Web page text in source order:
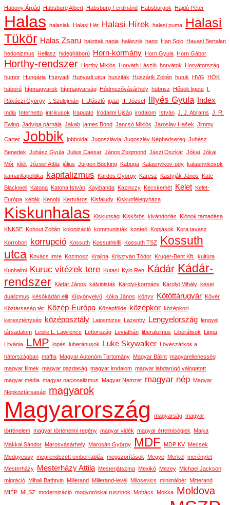
Habony Árpád Habsburg Albert Habsburg Ferdinánd Habsburgok Hajdú Péter
Halas halasiak Halasi Hét Halasi Hírek halasi puma
Halasi
Tükör Halas Zsaru halottak napja halászlé hang Han Solo Havasi Bertalan
hedonizmus Hellasz hidegháború Horn-kormány Horn Gyula Horn Gábor
Horthy-rendszer Horthy Miklós Horváth László horvátok Horvátország
humor Hungária Hunyadi Hunyadi utca husziták Huszárik Zoltán hutuk HVG HÖK
háború hígmagyarok hígmagyarság Hódmezővásárhely hübrisz Hősök ligete I.
Rákóczi György I. Szulejmán I. Ulászló igazi II. József Illyés Gyula Index
India Internetto intrikusok Irapuato Irodalmi Ujság irodalom István J. J. Abrams J. R.
Ewing Jadviga párnája Jakab james Bond Jancsó Miklós Jaroslav Hašek Jimmy
Carter Jobbik jobboldal Jugoszlávia Jugoszláv Néphadsereg Juhász
Benedek Juhász Gyula Julius Caesar János Zsigmond Jászi Oszkár Jókai Jókai
Mór jólét József Attila július Jürgen Böcking Kabuga Kalasnyikov-ügy kalasnyikovok
kamarillapolitika kapitalizmus Kardos György Karesz Kastyják János Kate
Blackwell Katona Katona István Kayibanda Kazinczy Kecskemét Kelet Kelet-
Európa kelták Kenobi Kertváros Kisfaludy Kiskunfélegyháza
Kiskunhalas Kiskunság Kiskőrös kivándorlás Klónok támadása
KNKSE Kohout Zoltán kolonizáció kommunisták konteó Kopjások Kora tavasz
Korrobori korrupció Kossuth Kossuthkifli Kossuth TSZ Kossuth
utca Kovács Imre Kozmosz Krajina Krisztyán Tódor Kruger-Bent Kft. kultúra
Kunhalmi Kuruc vitézek tere Kutasi Kylo Ren Kádár Kádár-
rendszer Kádár János kálvinisták Károlyi-kormány Károlyi Mihály kései
dualizmus későkádári elit Kígyónyelvű Kóka János könyv Kötöttárugyár Kövér
Köztársaság tér
Közép-Európa Középfölde középkor középkori
kereszténység
középosztály Lajosmizse Lazenby Lengyelország lengyel
társadalom Leslie L. Lawrence Lettország Leviathán liberalizmus Liberálisok Lippa
Litvánia LMP lopás luheránusok Luke Skywalker Lövészárkok a
hátországban maffia Magyar Autonóm Tartomány Magyar Bálint magyarellenesség
magyar filmek magyar gazdaság magyar irodalom magyar labdarúgó válogatott
magyar média magyar nacionalizmus Magyar Nemzet magyar nép Magyar
Népköztársaság magyarok
Magyarország magyarság magyar
történelem magyar történelmi regény magyar vidék magyar értelmiségiek Majka
Makkai Sándor Marosvásárhely Marosán György MDF MDP KV Mecsek
Medgyessy megrendezett emberrablás megszorítások Megye Merkel merénylet
Mesterházy
Mesterházy Attila Mesterjátszma Mexikó Mezey Michael Jackson
migráció Mihail Bathtyin Millerand Millerand-levél Milosevics minimálbér Mitterand
MIÉP MLSZ modernizáció mogyoróskai ruszinok Mohács Mokka Moldova